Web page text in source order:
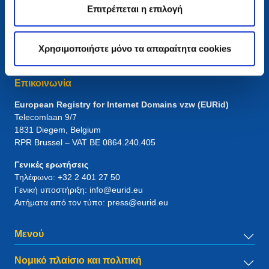
Επιτρέπεται η επιλογή
Χρησιμοποιήστε μόνο τα απαραίτητα cookies
Επικοινωνία
European Registry for Internet Domains vzw (EURid)
Telecomlaan 9/7
1831 Diegem , Belgium
RPR Brussel – VAT BE 0864.240.405
Γενικές ερωτήσεις
Τηλέφωνο: +32 2 401 27 50
Γενική υποστήριξη: info@eurid.eu
Αιτήματα από τον τύπο: press@eurid.eu
Μενού
Νομικό πλαίσιο και πολιτική